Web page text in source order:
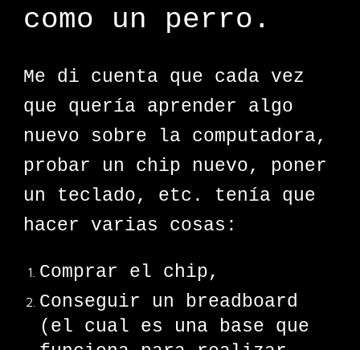
como un perro.
Me di cuenta que cada vez
que quería aprender algo
nuevo sobre la computadora,
probar un chip nuevo, poner
un teclado, etc. tenía que
hacer varias cosas:
Comprar el chip,
Conseguir un breadboard
(el cual es una base que